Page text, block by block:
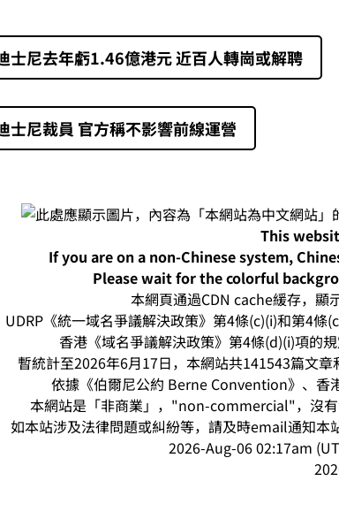
士尼去年虧1.46億港元 近百人轉崗或解聘
士尼裁員 官方稱不影響前線運營
This
If you are on a non-Chinese system,
Please wait for the colorful
本網頁通過CDN cache緩存，顯
UDRP《統一域名爭議解決政策》第4條(c)(i)和第4條
香港《域名爭議解決政策》第4條(d)(i)項的
暫統計至2026年6月17日，本網站共141543篇文
依據《伯爾尼公約 Berne Convention》、香
本網站是「非商業」，"non-commercial"，沒有
如本站涉及法律問題或糾紛等，請及時email通知
2026-Aug-06 02:17am